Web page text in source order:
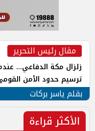
مقال رئيس التحرير
زلزال مكة الدفاعي...
ترسيم حدود الأمن
بقلم ياسر بركات
الأكثر قراءة